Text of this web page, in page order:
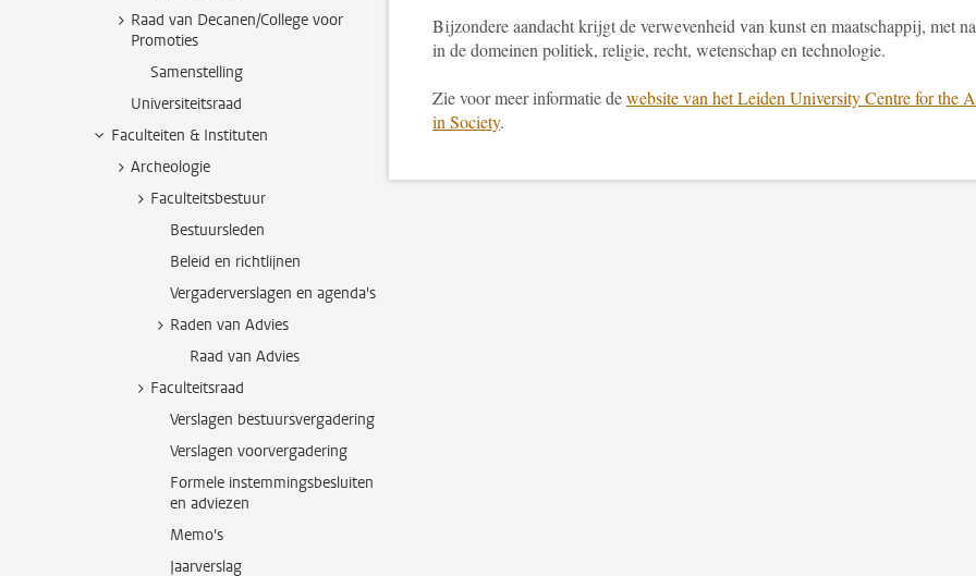
Raad van Decanen/College voor
Promoties
Samenstelling
Universiteitsraad
Faculteiten & Instituten
Archeologie
Faculteitsbestuur
Bestuursleden
Beleid en richtlijnen
Vergaderverslagen en agenda's
Raden van Advies
Raad van Advies
Faculteitsraad
Verslagen bestuursvergadering
Verslagen voorvergadering
Formele instemmingsbesluiten
en adviezen
Memo's
Jaarverslag
Bijzondere aandacht krijgt de verwevenheid van kunst en maatschappij, met
in de domeinen politiek, religie, recht, wetenschap en technologie.
Zie voor meer informatie dewebsite van het Leiden University Centre for the
in Society.